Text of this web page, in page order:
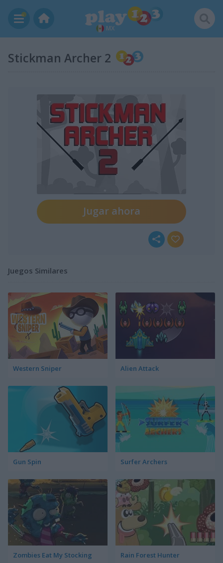
MX
Stickman Archer 2
Jugar ahora
Juegos Similares
Western Sniper Alien Attack
Gun Spin Surfer Archers
Zombies Eat My Stocking Rain Forest Hunter